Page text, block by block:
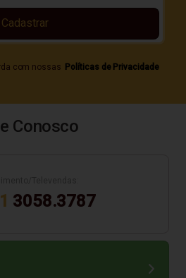
com nossas Políticas de Privacidade
Cadastrar
Conosco
3058.3787